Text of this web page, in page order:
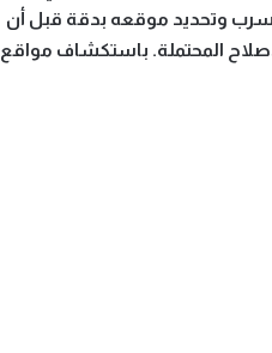
وتحديد موقعه بدقة قبل أن
المحتملة. باستكشاف مواقع